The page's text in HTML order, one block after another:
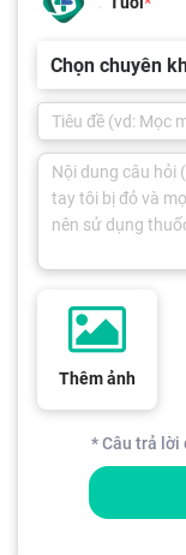
Chọn chuyên
Thêm ảnh
* Câu trả lời